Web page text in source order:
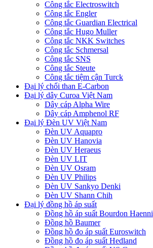
Công tắc Electroswitch
Công tắc Engler
Công tắc Guardian Electrical
Công tắc Hugo Muller
Công tắc NKK Switches
Công tắc Schmersal
Công tắc SNS
Công tắc Steute
Công tắc tiệm cận Turck
Đại lý chổi than E-Carbon
Đại lý dây Curoa Việt Nam
Dây cáp Alpha Wire
Dây cáp Amphenol RF
Đại lý Đèn UV Việt Nam
Đèn UV Aquapro
Đèn UV Hanovia
Đèn UV Heraeus
Đèn UV LIT
Đèn UV Osram
Đèn UV Philips
Đèn UV Sankyo Denki
Đèn UV Shann Chih
Đại lý đồng hồ áp suất
Đồng hồ áp suất Bourdon Haenni
Đồng hồ Baumer
Đồng hồ đo áp suất Euroswitch
Đồng hồ đo áp suất Hedland